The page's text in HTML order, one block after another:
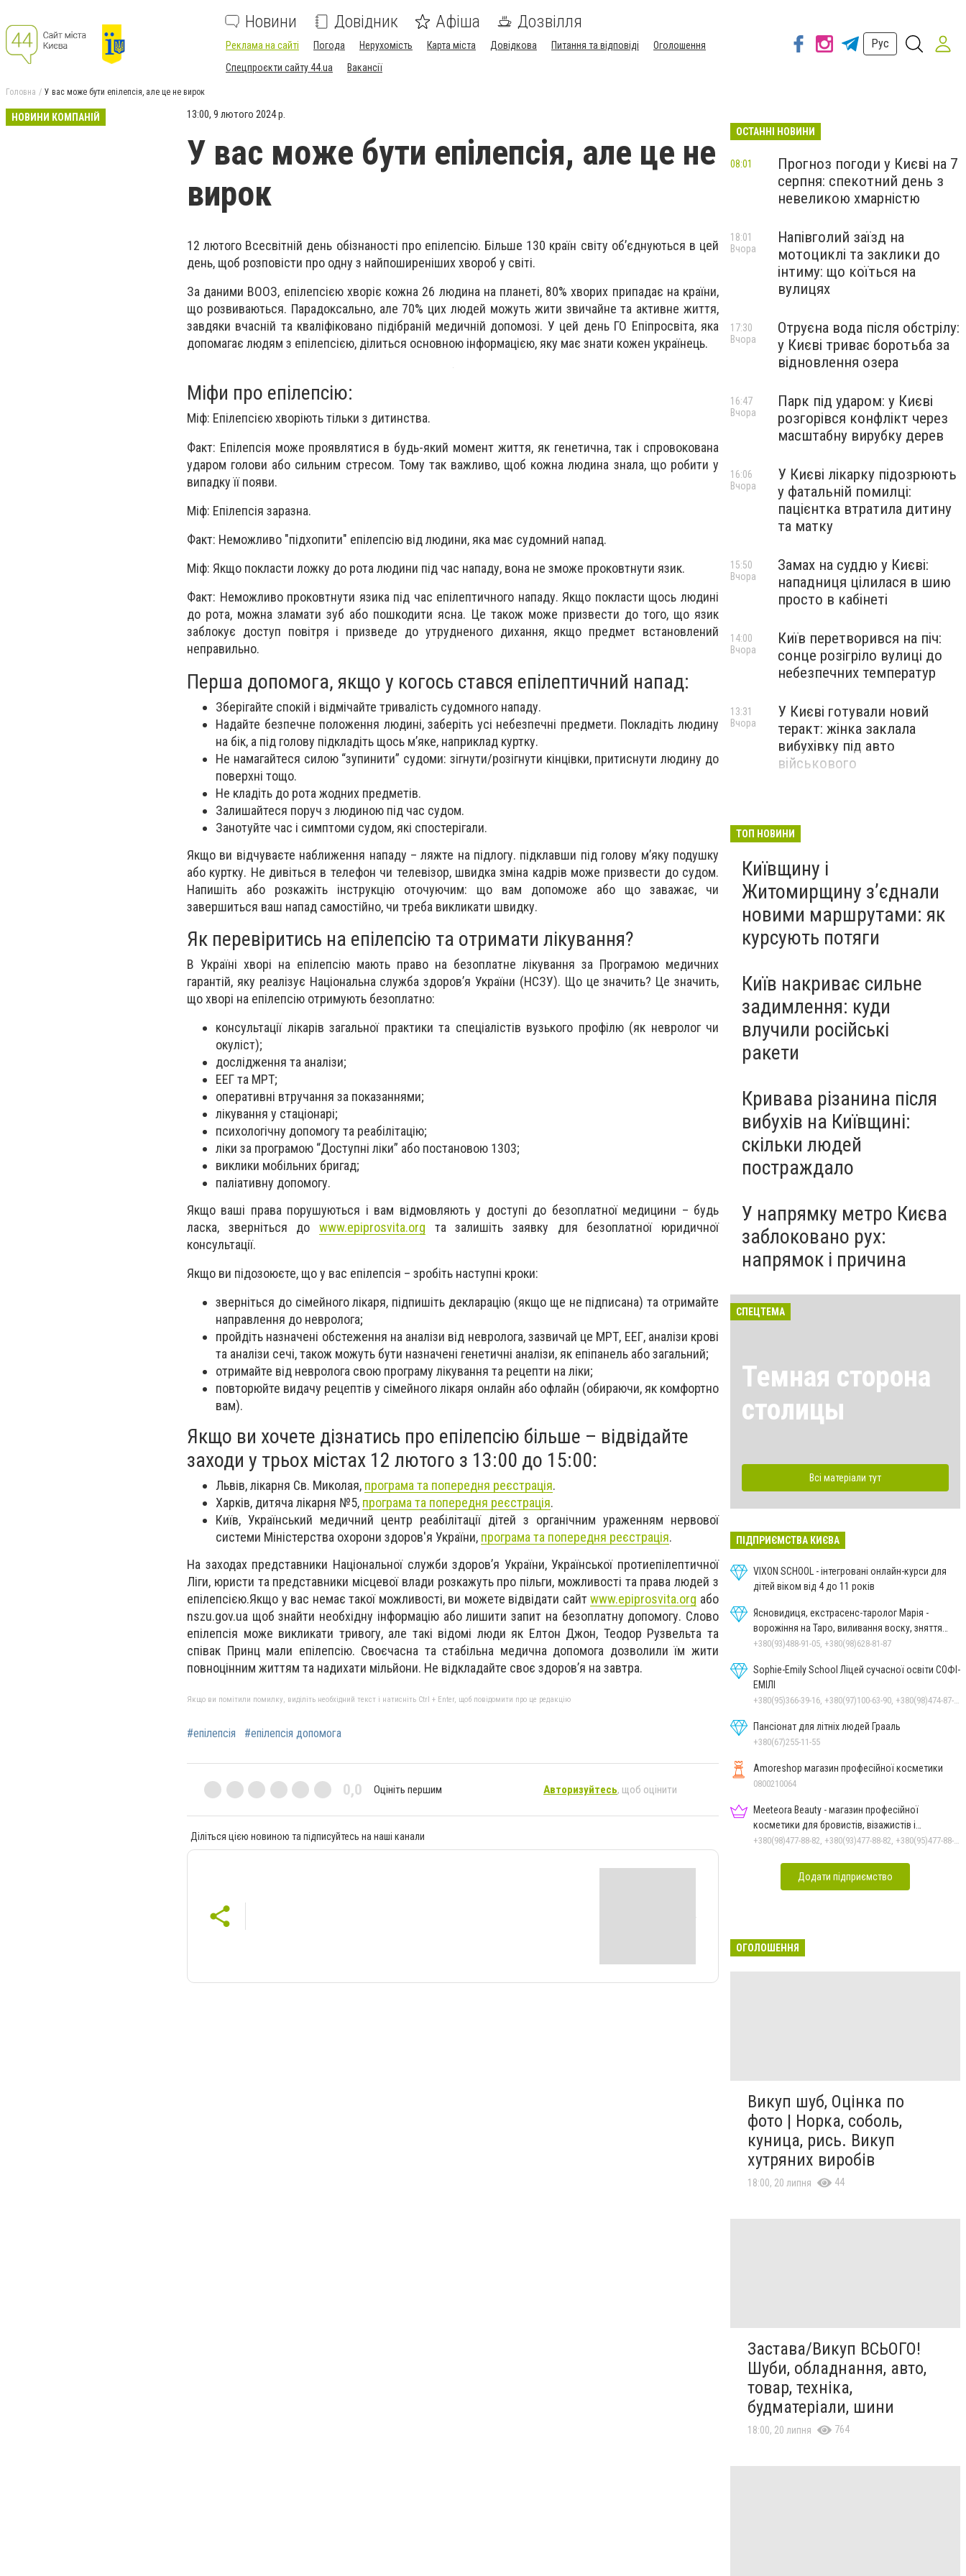
Новини Довідник Афіша Дозвілля
Реклама на сайті Погода Нерухомість Карта міста Довідкова Питання та відповіді
Оголошення
Спецпроєкти сайту 44.ua
Вакансії
Рус
Головна У вас може бути епілепсія, але це не вирок
НОВИНИ КОМПАНІЙ 13:00, 9 лютого 2024 р.
У вас може бути епілепсія, але це не
вирок
12 лютого Всесвітній день обізнаності про епілепсію. Більше 130 країн світу об’єднуються в цей
день, щоб розповісти про одну з найпоширеніших хвороб у світі.
За даними ВООЗ, епілепсією хворіє кожна 26 людина на планеті, 80% хворих припадає на країни,
що розвиваються. Парадоксально, але 70% цих людей можуть жити звичайне та активне життя,
завдяки вчасній та кваліфіковано підібраній медичній допомозі. У цей день ГО Епіпросвіта, яка
допомагає людям з епілепсією, ділиться основною інформацією, яку має знати кожен українець.
Міфи про епілепсію:
Міф: Епілепсією хворіють тільки з дитинства.
Факт: Епілепсія може проявлятися в будь-який момент життя, як генетична, так і спровокована
ударом голови або сильним стресом. Тому так важливо, щоб кожна людина знала, що робити у
випадку її появи.
Міф: Епілепсія заразна.
Факт: Неможливо "підхопити" епілепсію від людини, яка має судомний напад.
Міф: Якщо покласти ложку до рота людини під час нападу, вона не зможе проковтнути язик.
Факт: Неможливо проковтнути язика під час епілептичного нападу. Якщо покласти щось людині
до рота, можна зламати зуб або пошкодити ясна. Це також може призвести до того, що язик
заблокує доступ повітря і призведе до утрудненого дихання, якщо предмет встановлений
неправильно.
Перша допомога, якщо у когось стався епілептичний напад:
Зберігайте спокій і відмічайте тривалість судомного нападу.
Надайте безпечне положення людині, заберіть усі небезпечні предмети. Покладіть людину
на бік, а під голову підкладіть щось м’яке, наприклад куртку.
Не намагайтеся силою “зупинити” судоми: зігнути/розігнути кінцівки, притиснути людину до
поверхні тощо.
Не кладіть до рота жодних предметів.
Залишайтеся поруч з людиною під час судом.
Занотуйте час і симптоми судом, які спостерігали.
Якщо ви відчуваєте наближення нападу – ляжте на підлогу. підклавши під голову м’яку подушку
або куртку. Не дивіться в телефон чи телевізор, швидка зміна кадрів може призвести до судом.
Напишіть або розкажіть інструкцію оточуючим: що вам допоможе або що заважає, чи
завершиться ваш напад самостійно, чи треба викликати швидку.
Як перевіритись на епілепсію та отримати лікування?
В Україні хворі на епілепсію мають право на безоплатне лікування за Програмою медичних
гарантій, яку реалізує Національна служба здоров’я України (НСЗУ). Що це значить? Це значить,
що хворі на епілепсію отримують безоплатно:
консультації лікарів загальної практики та спеціалістів вузького профілю (як невролог чи
окуліст);
дослідження та аналізи;
ЕЕГ та МРТ;
оперативні втручання за показаннями;
лікування у стаціонарі;
психологічну допомогу та реабілітацію;
ліки за програмою “Доступні ліки” або постановою 1303;
виклики мобільних бригад;
паліативну допомогу.
Якщо ваші права порушуються і вам відмовляють у доступі до безоплатної медицини – будь
ласка, зверніться до www.epiprosvita.org та залишіть заявку для безоплатної юридичної
консультації.
Якщо ви підозоюєте, що у вас епілепсія – зробіть наступні кроки:
зверніться до сімейного лікаря, підпишіть декларацію (якщо ще не підписана) та отримайте
направлення до невролога;
пройдіть назначені обстеження на аналізи від невролога, зазвичай це МРТ, ЕЕГ, аналізи крові
та аналізи сечі, також можуть бути назначені генетичні аналізи, як епіпанель або загальний;
отримайте від невролога свою програму лікування та рецепти на ліки;
повторюйте видачу рецептів у сімейного лікаря онлайн або офлайн (обираючи, як комфортно
вам).
Якщо ви хочете дізнатись про епілепсію більше – відвідайте
заходи у трьох містах 12 лютого з 13:00 до 15:00:
Львів, лікарня Св. Миколая, програма та попередня реєстрація.
Харків, дитяча лікарня №5, програма та попередня реєстрація.
Київ, Український медичний центр реабілітації дітей з органічним ураженням нервової
системи Міністерства охорони здоров'я України, програма та попередня реєстрація.
На заходах представники Національної служби здоров’я України, Української протиепілептичної
Ліги, юристи та представники місцевої влади розкажуть про пільги, можливості та права людей з
епілепсією.Якщо у вас немає такої можливості, ви можете відвідати сайтwww.epiprosvita.org або
nszu.gov.ua щоб знайти необхідну інформацію або лишити запит на безоплатну допомогу. Слово
епілепсія може викликати тривогу, але такі відомі люди як Елтон Джон, Теодор Рузвельта та
співак Принц мали епілепсію. Своєчасна та стабільна медична допомога дозволили їм жити
повноцінним життям та надихати мільйони. Не відкладайте своє здоров’я на завтра.
Якщо ви помітили помилку, виділіть необхідний текст і натисніть Ctrl + Enter, щоб повідомити про це редакцію
#епілепсія #епілепсія допомога
0,0 Оцініть першим Авторизуйтесь, щоб оцінити
Діліться цією новиною та підписуйтесь на наші канали
ОСТАННІ НОВИНИ
Прогноз погоди у Києві на 7
серпня: спекотний день з
невеликою хмарністю
08:01
Напівголий заїзд на
мотоциклі та заклики до
інтиму: що коїться на
вулицях
18:01
Вчора
Отруєна вода після обстрілу:
у Києві триває боротьба за
відновлення озера
17:30
Вчора
Парк під ударом: у Києві
розгорівся конфлікт через
масштабну вирубку дерев
16:47
Вчора
У Києві лікарку підозрюють
у фатальній помилці:
пацієнтка втратила дитину
та матку
16:06
Вчора
Замах на суддю у Києві:
нападниця цілилася в шию
просто в кабінеті
15:50
Вчора
Київ перетворився на піч:
сонце розігріло вулиці до
небезпечних температур
14:00
Вчора
У Києві готували новий
теракт: жінка заклала
вибухівку під авто
військового
13:31
Вчора
ТОП НОВИНИ
Київщину і
Житомирщину з’єднали
новими маршрутами: як
курсують потяги
Київ накриває сильне
задимлення: куди
влучили російські
ракети
Кривава різанина після
вибухів на Київщині:
скільки людей
постраждало
У напрямку метро Києва
заблоковано рух:
напрямок і причина
СПЕЦТЕМА
Темная сторона
столицы
Всі матеріали тут
ПІДПРИЄМСТВА КИЄВА
VIXON SCHOOL - інтегровані онлайн-курси для
дітей віком від 4 до 11 років
Ясновидиця, екстрасенс-таролог Марія -
ворожіння на Таро, виливання воску, зняття
порчі, постановка
+380(93)488-91-05, +380(98)628-81-87
Sophie-Emily School Ліцей сучасної освіти СОФІ-
ЕМІЛІ
Пансіонат для літніх людей Грааль
+380(67)255-11-55
Amoreshop магазин професійної косметики
0800210064
Meeteora Beauty - магазин професійної
косметики для бровистів, візажистів і
ламімейкерів
Додати підприємство
ОГОЛОШЕННЯ
Викуп шуб, Оцінка по
фото | Норка, соболь,
куница, рись. Викуп
хутряних виробів
18:00, 20 липня 44
Застава/Викуп ВСЬОГО!
Шуби, обладнання, авто,
товар, техніка,
будматеріали, шини
18:00, 20 липня 764